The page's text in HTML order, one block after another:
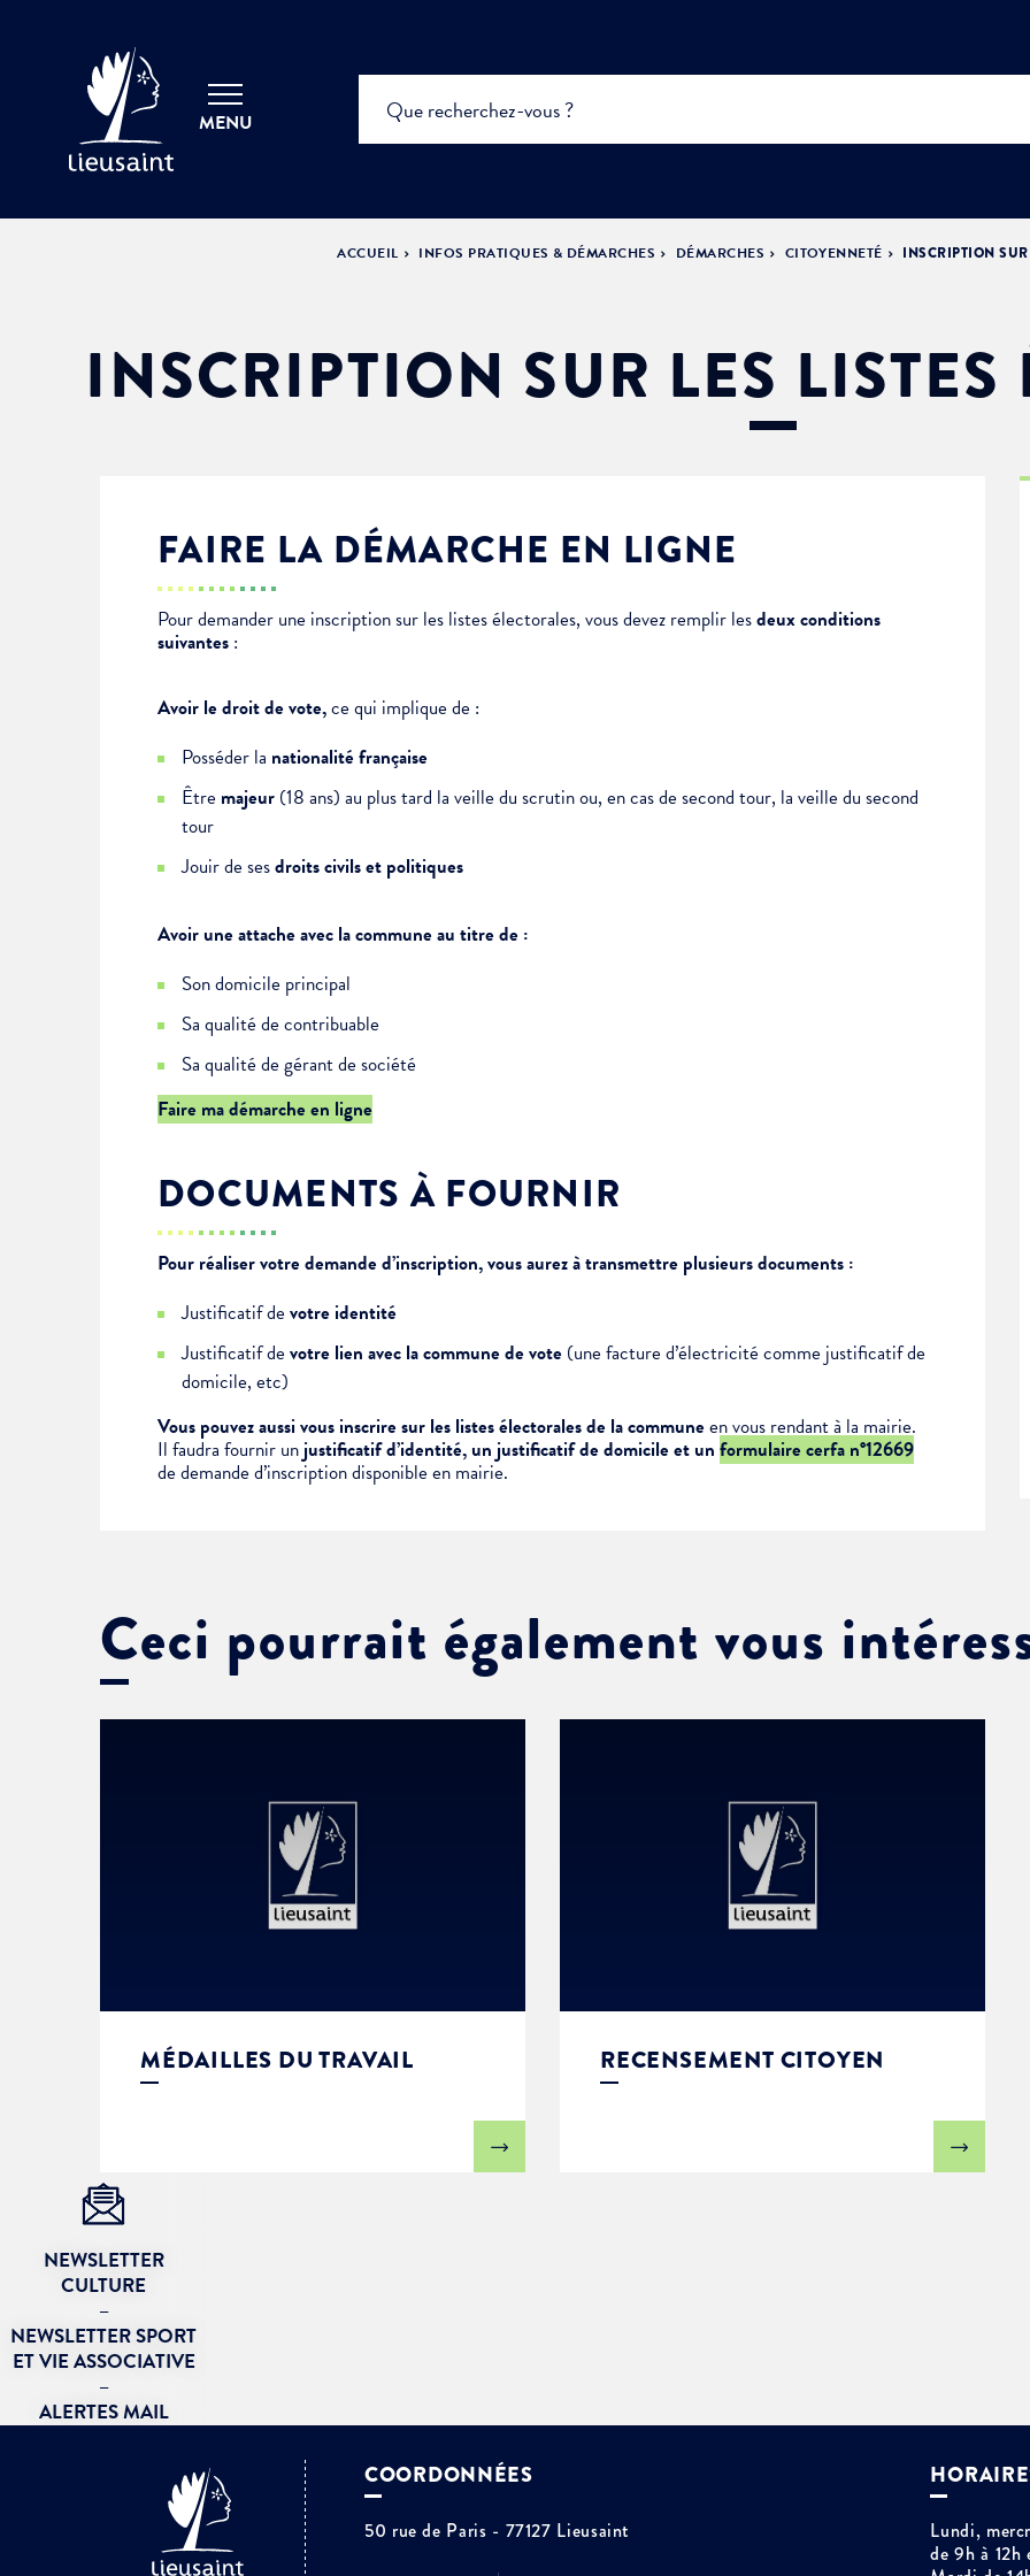
MENU
Enfance & jeunesse
Cadre de vie
Culture
Temps libre
Annuaires & carte interactive
Je suis senior
Je suis étudiant
Famille
Logement
État-civil & papiers
Citoyenneté
Urbanisme
Élus du conseil municipal
Séances du Conseil municipal
Actes administratifs
Ville bienveillante
Ville éducative
Ville écologique
ACCUEIL INFOS PRATIQUES & DÉMARCHES DÉMARCHES CITOYENNETÉ INSCRIPTION
INSCRIPTION SUR LES LISTES
FAIRE LA DÉMARCHE EN LIGNE
Pour demander une inscription sur les listes électorales, vous devez remplir lesdeux conditions
suivantes :
Avoir le droit de vote,ce qui implique de :
Posséder la nationalité française
Être majeur (18 ans) au plus tard la veille du scrutin ou, en cas de second tour, la veille du second
tour
Jouir de sesdroits civils et politiques
Avoir une attache avec la commune au titre de :
Son domicile principal
Sa qualité de contribuable
Sa qualité de gérant de société
Faire ma démarche en ligne
DOCUMENTS À FOURNIR
Pour réaliser votre demande d’inscription, vous aurez à transmettre plusieurs documents :
Justificatif de votre identité
Justificatif de votre lien avec la commune de vote (une facture d’électricité comme justificatif de
domicile, etc)
Vous pouvez aussi vous inscrire sur les listes électorales de la communeen vous rendant à la mairie.
Il faudra fournir un justificatif d’identité, un justificatif de domicile et un formulaire cerfa n°12669
de demande d’inscription disponible en mairie.
Ceci pourrait également vous
MÉDAILLES DU TRAVAIL RECENSEMENT CITOYEN
NEWSLETTER
CULTURE
–
NEWSLETTER SPORT
ET VIE ASSOCIATIVE
–
ALERTES MAIL
COORDONNÉES
50 rue de Paris - 77127 Lieusaint
Lundi,
de 9h à 12h
Choisissez votre abonnement :
Newsletter Culture
Newsletter Sport et Vie associative